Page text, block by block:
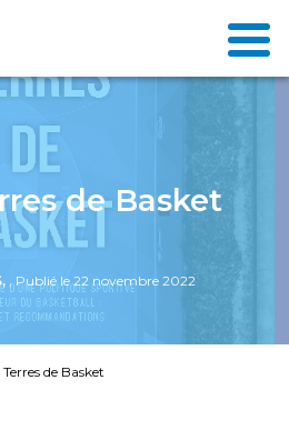
de Basket
, Publié le 22 novembre 2022
de Basket